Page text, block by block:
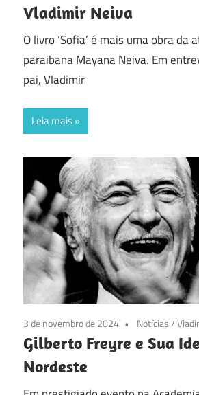
Vladimir Neiva
O livro ‘Sofia’ é mais uma obra da
paraibana Mayana Neiva. Em
pai, Vladimir
Leia mais
3 de novembro de 2024 Notícias/
Gilberto Freyre e Sua
Nordeste